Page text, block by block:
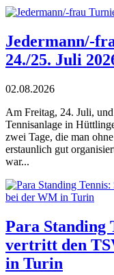
Jedermann/-
24./25. Juli
02.08.2026
Am Freitag, 24. Juli,
Tennisanlage in
zwei Tage, die man
erstaunlich gut
war...
Para Standing
vertritt den
in Turin